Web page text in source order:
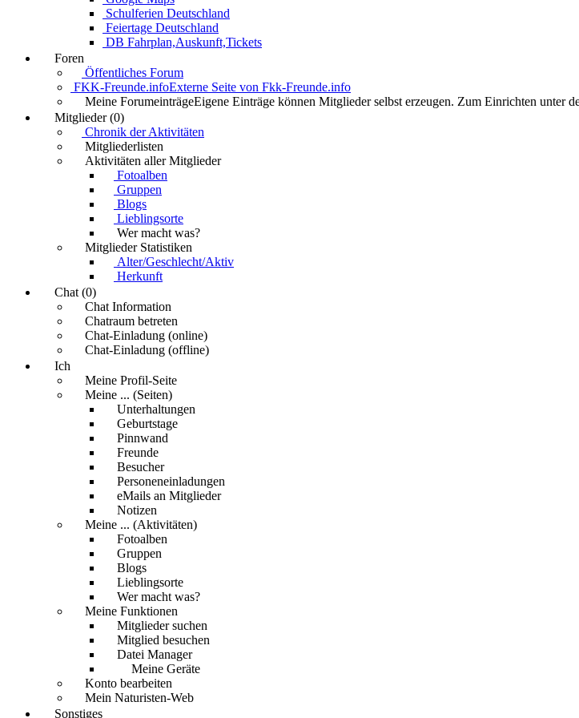
Schulferien Deutschland
Feiertage Deutschland
DB Fahrplan,Auskunft,Tickets
Foren
Öffentliches Forum
FKK-Freunde.infoExterne Seite von Fkk-Freunde.info
Meine ForumeinträgeEigene Einträge können Mitglieder selbst erzeugen. Zum Einrichten unter
Mitglieder (0)
Chronik der Aktivitäten
Mitgliederlisten
Aktivitäten aller Mitglieder
Fotoalben
Gruppen
Blogs
Lieblingsorte
Wer macht was?
Mitglieder Statistiken
Alter/Geschlecht/Aktiv
Herkunft
Chat (0)
Chat Information
Chatraum betreten
Chat-Einladung (online)
Chat-Einladung (offline)
Ich
Meine Profil-Seite
Meine ... (Seiten)
Unterhaltungen
Geburtstage
Pinnwand
Freunde
Besucher
Personeneinladungen
eMails an Mitglieder
Notizen
Meine ... (Aktivitäten)
Fotoalben
Gruppen
Blogs
Lieblingsorte
Wer macht was?
Meine Funktionen
Mitglieder suchen
Mitglied besuchen
Datei Manager
Meine Geräte
Konto bearbeiten
Mein Naturisten-Web
Sonstiges